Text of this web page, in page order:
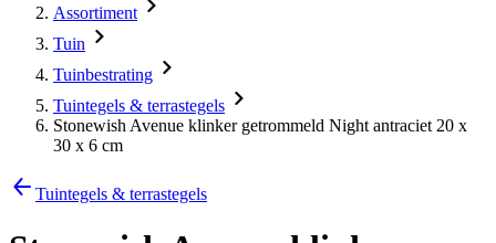
Assortiment
Tuin
Tuinbestrating
Tuintegels & terrastegels
Stonewish Avenue klinker getrommeld Night antraciet 20 x
30 x 6 cm
Tuintegels & terrastegels